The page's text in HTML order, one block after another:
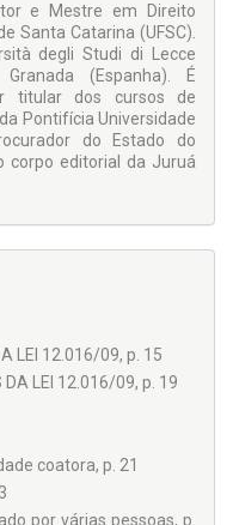
e Mestre em Direito
Santa Catarina (UFSC).
degli Studi di Lecce
(Espanha). É
titular dos cursos de
Pontifícia Universidade
do Estado do
corpo editorial da Juruá
LEI 12.016/09, p. 15
DA LEI 12.016/09, p. 19
coatora, p. 21
por várias pessoas, p.